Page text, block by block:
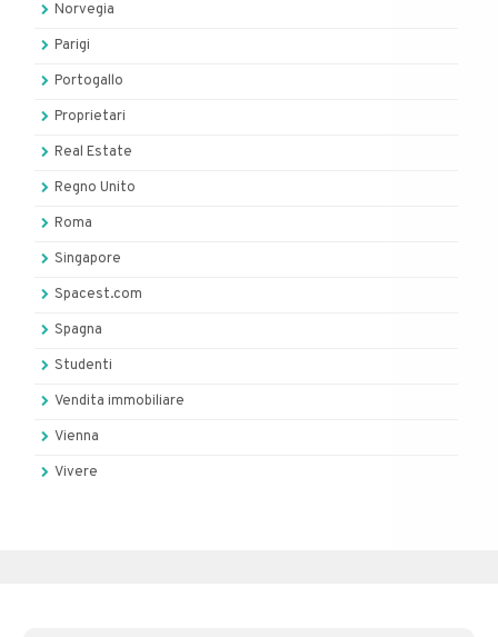
Norvegia
Parigi
Portogallo
Proprietari
Real Estate
Regno Unito
Roma
Singapore
Spacest.com
Spagna
Studenti
Vendita immobiliare
Vienna
Vivere